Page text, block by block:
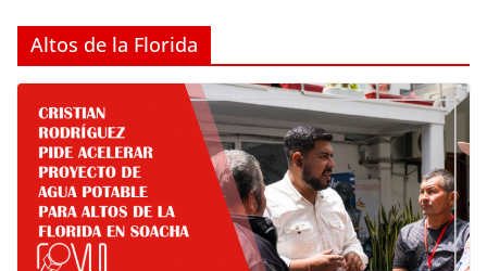
Altos de la Florida